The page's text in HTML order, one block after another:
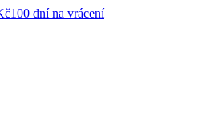
100 dní na vrácení